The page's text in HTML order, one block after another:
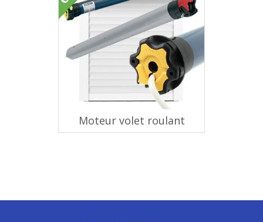
Moteur volet roulant